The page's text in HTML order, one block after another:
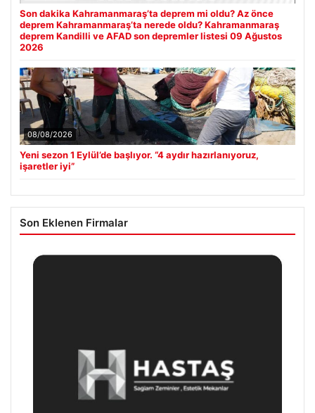
Son dakika Kahramanmaraş’ta deprem mi oldu? Az önce
deprem Kahramanmaraş’ta nerede oldu? Kahramanmaraş
deprem Kandilli ve AFAD son depremler listesi 09 Ağustos
2026
08/08/2026
Yeni sezon 1 Eylül’de başlıyor. “4 aydır hazırlanıyoruz,
işaretler iyi”
Son Eklenen Firmalar